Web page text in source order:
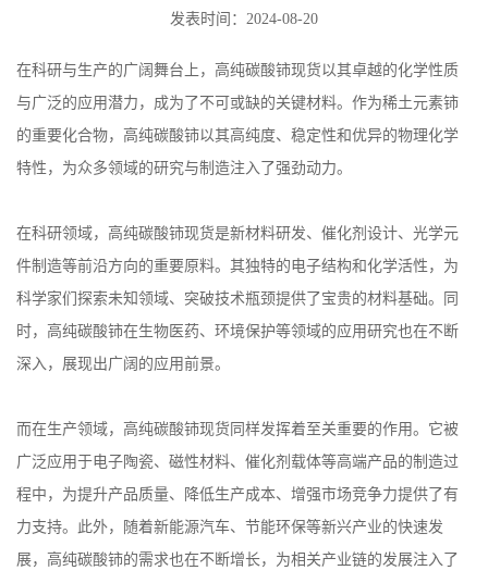
发表时间：2024-08-20
在科研与生产的广阔舞台上，高纯碳酸铈现货以其卓越的化学性质
与广泛的应用潜力，成为了不可或缺的关键材料。作为稀土元素铈
的重要化合物，高纯碳酸铈以其高纯度、稳定性和优异的物理化学
特性，为众多领域的研究与制造注入了强劲动力。
在科研领域，高纯碳酸铈现货是新材料研发、催化剂设计、光学元
件制造等前沿方向的重要原料。其独特的电子结构和化学活性，为
科学家们探索未知领域、突破技术瓶颈提供了宝贵的材料基础。同
时，高纯碳酸铈在生物医药、环境保护等领域的应用研究也在不断
深入，展现出广阔的应用前景。
而在生产领域，高纯碳酸铈现货同样发挥着至关重要的作用。它被
广泛应用于电子陶瓷、磁性材料、催化剂载体等高端产品的制造过
程中，为提升产品质量、降低生产成本、增强市场竞争力提供了有
力支持。此外，随着新能源汽车、节能环保等新兴产业的快速发
展，高纯碳酸铈的需求也在不断增长，为相关产业链的发展注入了